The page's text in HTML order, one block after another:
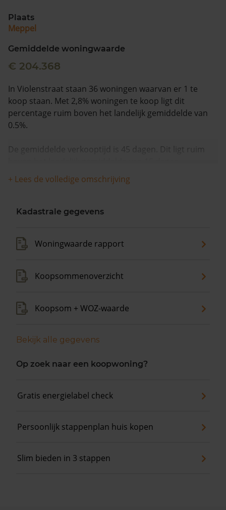
Plaats
Meppel
Gemiddelde woningwaarde
€ 204.368
In Violenstraat staan 36 woningen waarvan er 1 te
koop staan. Met 2,8% woningen te koop ligt dit
percentage ruim boven het landelijk gemiddelde van
0.5%.
De gemiddelde verkooptijd is 45 dagen. Dit ligt ruim
De gemiddelde huizenprijs is €170.000. De gemiddelde
de gemiddelde woningwaarde met 12,1% gestegen.
+ Lees de volledige omschrijving
Kadastrale gegevens
Woningwaarde rapport
Koopsommenoverzicht
Koopsom + WOZ-waarde
Bekijk alle gegevens
Op zoek naar een koopwoning?
Gratis energielabel check
Persoonlijk stappenplan huis kopen
Slim bieden in 3 stappen